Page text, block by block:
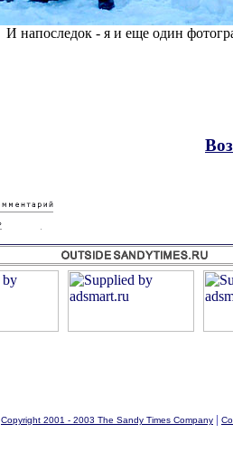
И напоследок - я и еще один
Copyright 2001 - 2003 The Sandy Times Company |